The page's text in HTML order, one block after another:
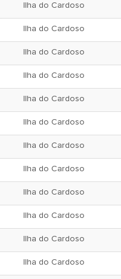
Ilha do Cardoso
Ilha do Cardoso
Ilha do Cardoso
Ilha do Cardoso
Ilha do Cardoso
Ilha do Cardoso
Ilha do Cardoso
Ilha do Cardoso
Ilha do Cardoso
Ilha do Cardoso
Ilha do Cardoso
Ilha do Cardoso